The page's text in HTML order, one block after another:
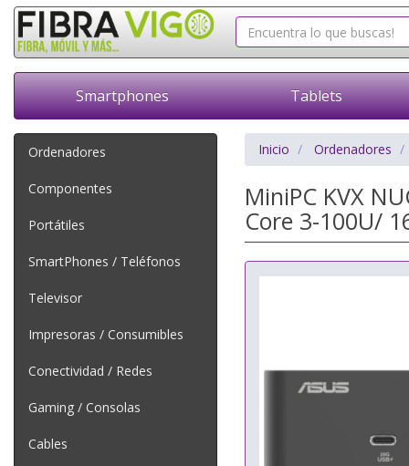
Smartphones Tablets
Ordenadores
Componentes
Portátiles
SmartPhones / Teléfonos
Televisor
Impresoras / Consumibles
Conectividad / Redes
Gaming / Consolas
Cables
Inicio Ordenadores
MiniPC KVX
Core 3-100U/